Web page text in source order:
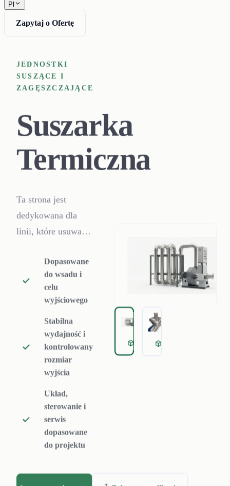
Pl
Zapytaj o Ofertę
JEDNOSTKI
SUSZĄCE I
ZAGĘSZCZAJĄCE
Suszarka
Termiczna
Ta strona jest
dedykowana dla
linii, które usuwają
mechanicznie, ale
wciąż potrzebują
wilgotności
szczątkowej przed
ekstruzją. Rumtoo
pomaga określić,
kiedy suszenie
termiczne jest
konieczne, jakie
parametry są
dobrać moc
Dopasowane
do wsadu i
celu
wyjściowego
Stabilna
wydajność i
kontrolowany
rozmiar
wyjścia
Układ,
sterowanie i
serwis
dopasowane
do projektu
Thermal Dryer